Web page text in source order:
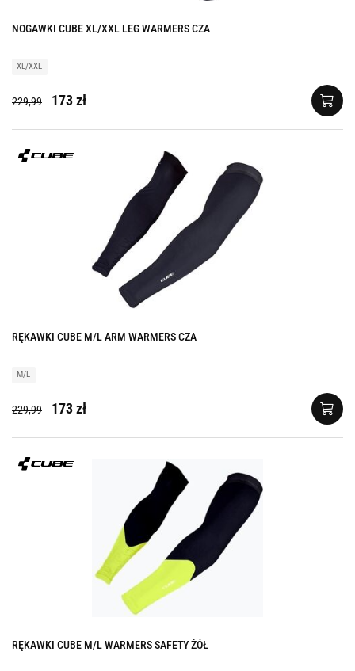
NOGAWKI CUBE XL/XXL LEG WARMERS CZA
XL/XXL
229,99 173 zł
RĘKAWKI CUBE M/L ARM WARMERS CZA
M/L
229,99 173 zł
RĘKAWKI CUBE M/L WARMERS SAFETY ŻÓŁ